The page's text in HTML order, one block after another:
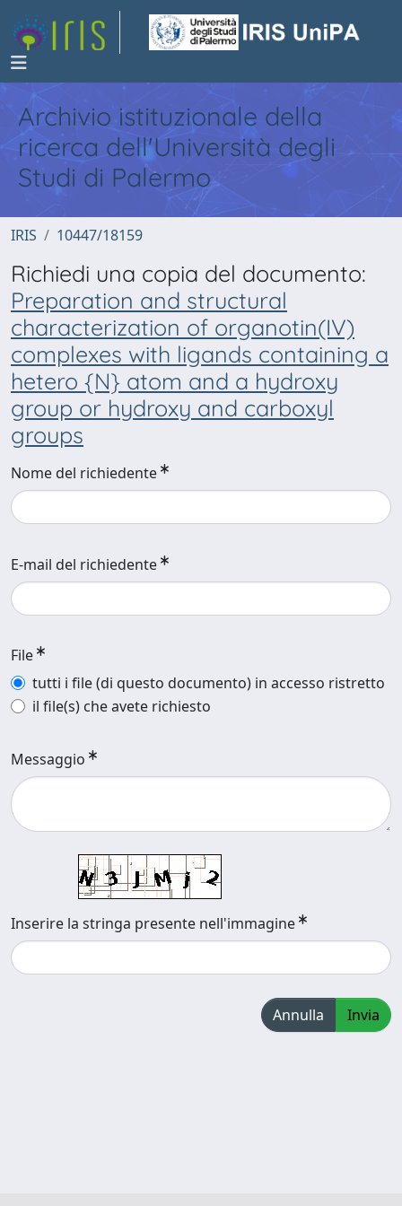
Archivio istituzionale della
ricerca dell'Università degli
Studi di Palermo
IRIS 10447/18159
Richiedi una copia del documento:
Preparation and structural
characterization of organotin(IV)
complexes with ligands containing a
hetero {N} atom and a hydroxy
group or hydroxy and carboxyl
groups
Nome del richiedente
E-mail del richiedente
File
tutti i file (di questo documento) in accesso ristretto
il file(s) che avete richiesto
Messaggio
Inserire la stringa presente nell'immagine
Annulla Invia